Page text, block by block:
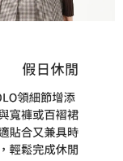
bahawa sistem
kandungan
telekomunikasi,
peringatan
memilih untuk
rasmi Taiwan
MONEY" dan